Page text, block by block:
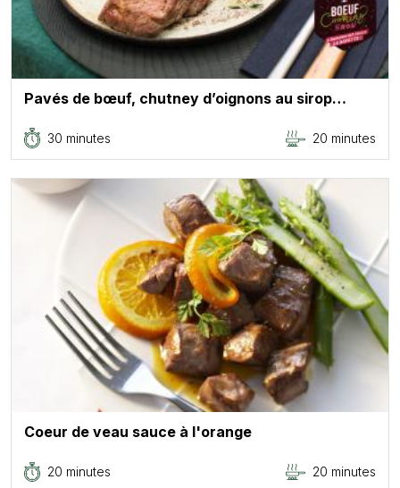
Pavés de bœuf, chutney d’oignons au sirop…
30 minutes 20 minutes
Coeur de veau sauce à l'orange
20 minutes 20 minutes